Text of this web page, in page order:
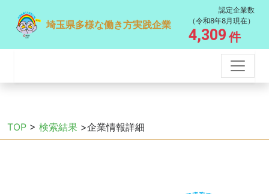
埼玉県多様な働き方実践企業
認定企業数
（令和8年8月現在）
4,309 件
TOP > 検索結果 >企業情報詳細